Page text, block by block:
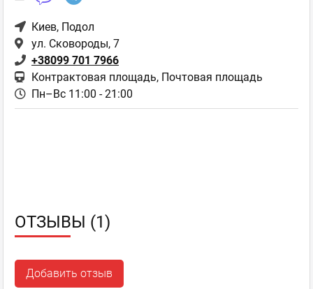
Киев, Подол
ул. Сковороды, 7
+38099 701 7966
Контрактовая площадь, Почтовая площадь
Пн–Вс 11:00 - 21:00
ОТЗЫВЫ (1)
Добавить отзыв